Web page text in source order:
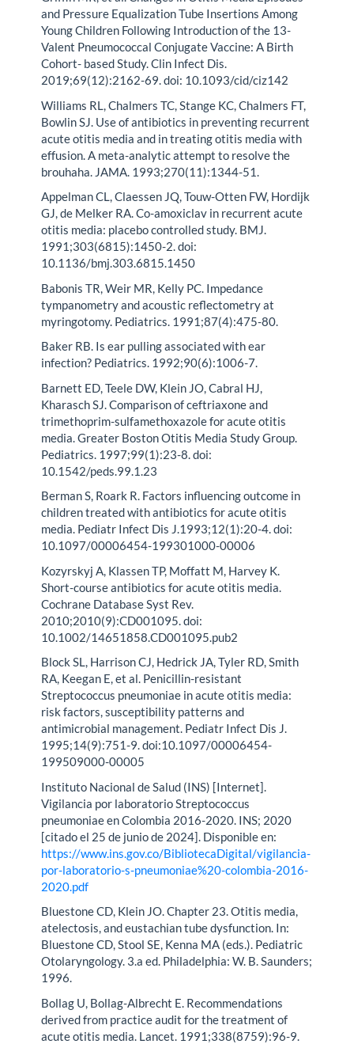
and Pressure Equalization Tube Insertions Among
Young Children Following Introduction of the 13-
Valent Pneumococcal Conjugate Vaccine: A Birth
Cohort- based Study. Clin Infect Dis.
2019;69(12):2162-69. doi: 10.1093/cid/ciz142
Williams RL, Chalmers TC, Stange KC, Chalmers FT,
Bowlin SJ. Use of antibiotics in preventing recurrent
acute otitis media and in treating otitis media with
effusion. A meta-analytic attempt to resolve the
brouhaha. JAMA. 1993;270(11):1344-51.
Appelman CL, Claessen JQ, Touw-Otten FW, Hordijk
GJ, de Melker RA. Co-amoxiclav in recurrent acute
otitis media: placebo controlled study. BMJ.
1991;303(6815):1450-2. doi:
10.1136/bmj.303.6815.1450
Babonis TR, Weir MR, Kelly PC. Impedance
tympanometry and acoustic reflectometry at
myringotomy. Pediatrics. 1991;87(4):475-80.
Baker RB. Is ear pulling associated with ear
infection? Pediatrics. 1992;90(6):1006-7.
Barnett ED, Teele DW, Klein JO, Cabral HJ,
Kharasch SJ. Comparison of ceftriaxone and
trimethoprim-sulfamethoxazole for acute otitis
media. Greater Boston Otitis Media Study Group.
Pediatrics. 1997;99(1):23-8. doi:
10.1542/peds.99.1.23
Berman S, Roark R. Factors influencing outcome in
children treated with antibiotics for acute otitis
media. Pediatr Infect Dis J.1993;12(1):20-4. doi:
10.1097/00006454-199301000-00006
Kozyrskyj A, Klassen TP, Moffatt M, Harvey K.
Short-course antibiotics for acute otitis media.
Cochrane Database Syst Rev.
2010;2010(9):CD001095. doi:
10.1002/14651858.CD001095.pub2
Block SL, Harrison CJ, Hedrick JA, Tyler RD, Smith
RA, Keegan E, et al. Penicillin-resistant
Streptococcus pneumoniae in acute otitis media:
risk factors, susceptibility patterns and
antimicrobial management. Pediatr Infect Dis J.
1995;14(9):751-9. doi:10.1097/00006454-
199509000-00005
Instituto Nacional de Salud (INS) [Internet].
Vigilancia por laboratorio Streptococcus
pneumoniae en Colombia 2016-2020. INS; 2020
[citado el 25 de junio de 2024]. Disponible en:
https://www.ins.gov.co/BibliotecaDigital/vigilancia-
por-laboratorio-s-pneumoniae%20-colombia-2016-
2020.pdf
Bluestone CD, Klein JO. Chapter 23. Otitis media,
atelectosis, and eustachian tube dysfunction. In:
Bluestone CD, Stool SE, Kenna MA (eds.). Pediatric
Otolaryngology. 3.a ed. Philadelphia: W. B. Saunders;
1996.
Bollag U, Bollag-Albrecht E. Recommendations
derived from practice audit for the treatment of
acute otitis media. Lancet. 1991;338(8759):96-9.